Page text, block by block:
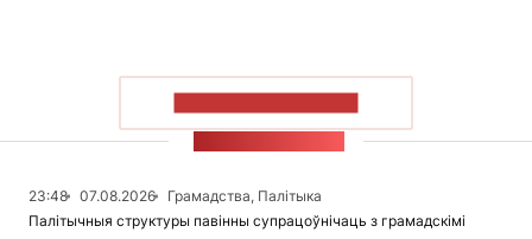
23:48 07.08.2026
Грамадства, Палітыка
Палітычныя структуры павінны супрацоўнічаць з грамадскімі